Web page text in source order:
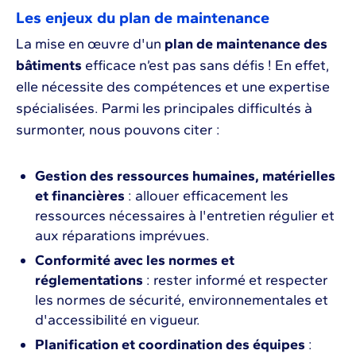
Les enjeux du plan de maintenance
La mise en œuvre d'un plan de maintenance des
bâtiments efficace n’est pas sans défis ! En effet,
elle nécessite des compétences et une expertise
spécialisées. Parmi les principales difficultés à
surmonter, nous pouvons citer :
Gestion des ressources humaines, matérielles
et financières : allouer efficacement les
ressources nécessaires à l'entretien régulier et
aux réparations imprévues.
Conformité avec les normes et
réglementations : rester informé et respecter
les normes de sécurité, environnementales et
d'accessibilité en vigueur.
Planification et coordination des équipes :